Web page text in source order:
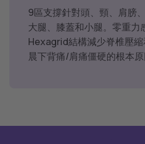
9區支撐針對頭、頸、肩膀
大腿、膝蓋和小腿。零重力
Hexagrid結構減少脊椎壓
晨下背痛/肩痛僵硬的根本原